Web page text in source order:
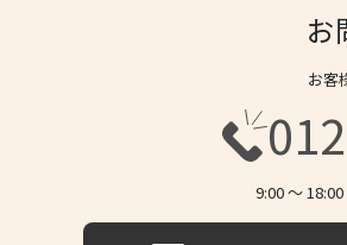
お
お客
9:00 〜